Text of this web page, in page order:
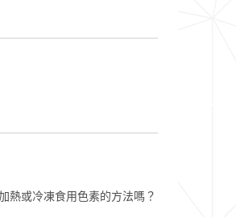
熱或冷凍食用色素的方法嗎？